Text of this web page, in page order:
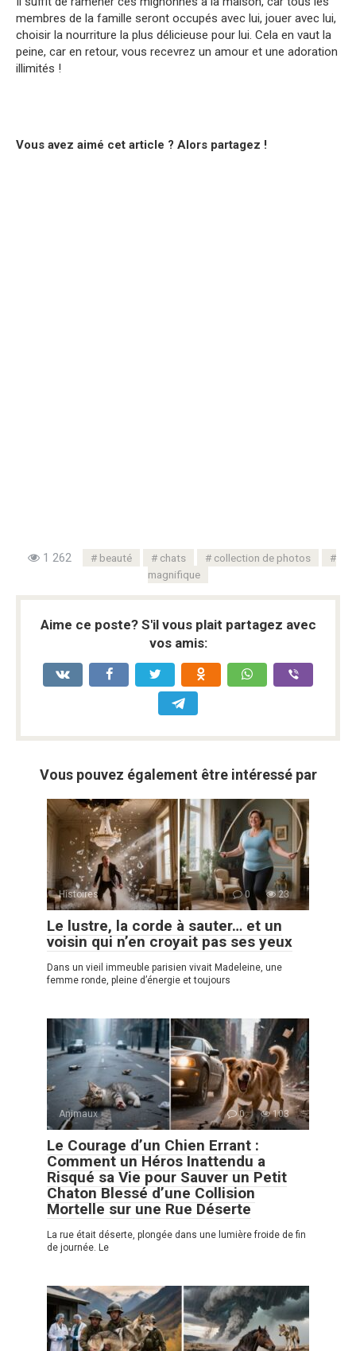
membres de la famille seront occupés avec lui, jouer avec lui,
choisir la nourriture la plus délicieuse pour lui. Cela en vaut la
peine, car en retour, vous recevrez un amour et une adoration
illimités !
Vous avez aimé cet article ? Alors partagez !
1 262 beauté chats
collection de photos
magnifique
Aime ce poste? S'il vous plait partagez avec
vos amis:
Vous pouvez également être intéressé par
Histoires 0 23
Le lustre, la corde à sauter… et un
voisin qui n’en croyait pas ses yeux
Dans un vieil immeuble parisien vivait Madeleine, une
femme ronde, pleine d’énergie et toujours
Animaux 0 103
Le Courage d’un Chien Errant :
Comment un Héros Inattendu a
Risqué sa Vie pour Sauver un Petit
Chaton Blessé d’une Collision
Mortelle sur une Rue Déserte
La rue était déserte, plongée dans une lumière froide de fin
de journée. Le